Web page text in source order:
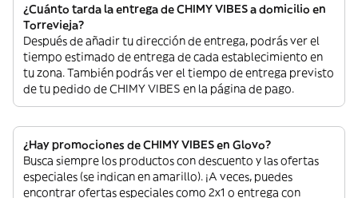
¿Cuánto tarda la entrega de CHIMY VIBES a domicilio en
Torrevieja?
Después de añadir tu dirección de entrega, podrás ver el
tiempo estimado de entrega de cada establecimiento en
tu zona. También podrás ver el tiempo de entrega previsto
de tu pedido de CHIMY VIBES en la página de pago.
¿Hay promociones de CHIMY VIBES en Glovo?
Busca siempre los productos con descuento y las ofertas
especiales (se indican en amarillo). ¡A veces, puedes
encontrar ofertas especiales como 2x1 o entrega con